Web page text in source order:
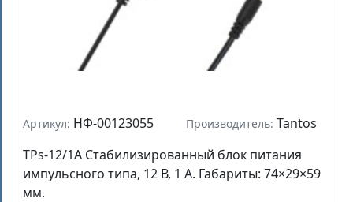
Артикул: НФ-00123055 Производитель: Tantos
TPs-12/1А Стабилизированный блок питания
импульсного типа, 12 В, 1 А. Габариты: 74×29×59
мм.